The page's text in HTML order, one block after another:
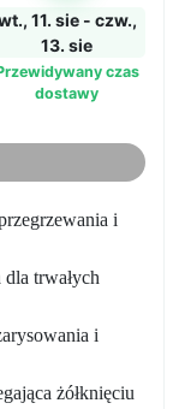
11. sie - czw.,
13. sie
czas
dostawy
i
dla trwałych
i
żółknięciu